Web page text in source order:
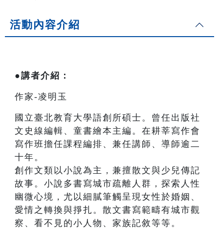
活動內容介紹
●講者介紹：
作家-凌明玉
國立臺北教育大學語創所碩士。曾任出版社
文史線編輯、童書繪本主編。在耕莘寫作會
寫作班擔任課程編排、兼任講師、導師逾二
十年。
創作文類以小說為主，兼擅散文與少兒傳記
故事。小說多書寫城市疏離人群，探索人性
幽微心境，尤以細膩筆觸呈現女性於婚姻、
愛情之轉換與掙扎。散文書寫範疇有城市觀
察、看不見的小人物、家族記敘等等。